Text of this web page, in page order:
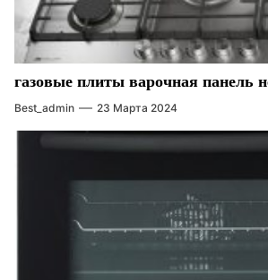
газовые плиты варочная панель
Best_admin 23 Марта 2024